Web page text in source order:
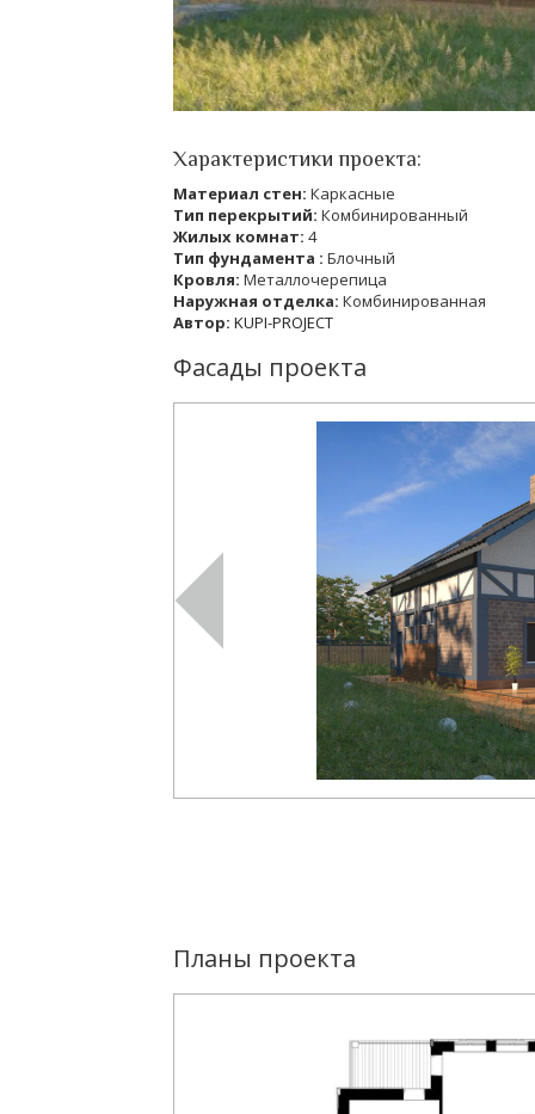
Характеристики проекта:
Материал стен: Каркасные
Тип перекрытий: Комбинированный
Жилых комнат: 4
Тип фундамента : Блочный
Кровля: Металлочерепица
Наружная отделка: Комбинированная
Автор: KUPI-PROJECT
Фасады проекта
Планы проекта